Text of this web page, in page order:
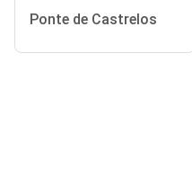
Ponte de Castrelos